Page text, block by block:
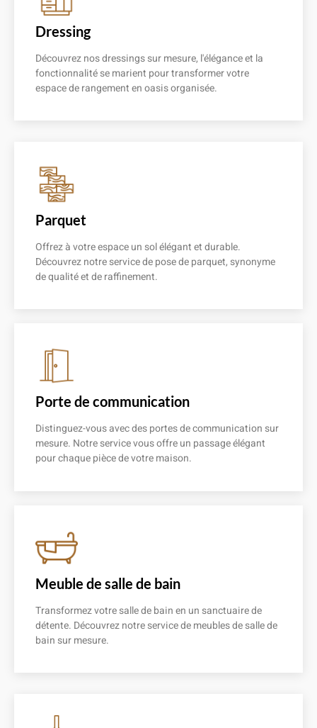
Dressing
Découvrez nos dressings sur mesure, l'élégance et la
fonctionnalité se marient pour transformer votre
espace de rangement en oasis organisée.
Parquet
Offrez à votre espace un sol élégant et durable.
Découvrez notre service de pose de parquet, synonyme
de qualité et de raffinement.
Porte de communication
Distinguez-vous avec des portes de communication sur
mesure. Notre service vous offre un passage élégant
pour chaque pièce de votre maison.
Meuble de salle de bain
Transformez votre salle de bain en un sanctuaire de
détente. Découvrez notre service de meubles de salle de
bain sur mesure.